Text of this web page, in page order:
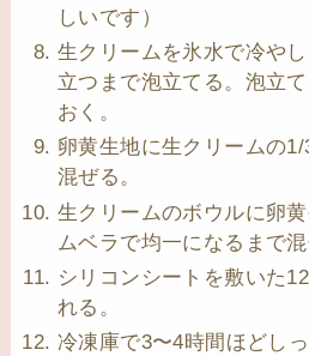
しいです）
生クリームを氷水で冷や
立つまで泡立てる。泡立
おく。
卵黄生地に生クリームの
混ぜる。
生クリームのボウルに卵
ムベラで均一になるまで混
シリコンシートを敷いた
れる。
冷凍庫で3〜4時間ほどしっ